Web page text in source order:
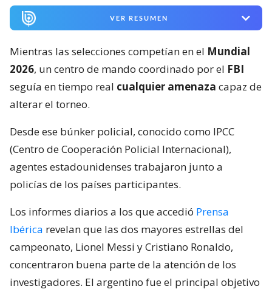
VER RESUMEN
Mientras las selecciones competían en el Mundial
2026, un centro de mando coordinado por el FBI
seguía en tiempo real cualquier amenaza capaz de
alterar el torneo.
Desde ese búnker policial, conocido como IPCC
(Centro de Cooperación Policial Internacional),
agentes estadounidenses trabajaron junto a
policías de los países participantes.
Los informes diarios a los que accedió Prensa
Ibérica revelan que las dos mayores estrellas del
campeonato, Lionel Messi y Cristiano Ronaldo,
concentraron buena parte de la atención de los
investigadores. El argentino fue el principal objetivo